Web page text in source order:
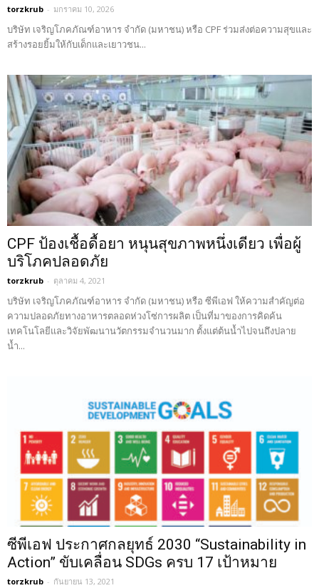
torzkrub - มกราคม 10, 2026
บริษัท เจริญโภคภัณฑ์อาหาร จำกัด (มหาชน) หรือ CPF ร่วมส่งต่อความสุขและ
สร้างรอยยิ้มให้กับเด็กและเยาวชน...
CPF ป้องเชื้อดื้อยา หนุนสุขภาพหนึ่งเดียว เพื่อผู้
บริโภคปลอดภัย
torzkrub - ตุลาคม 4, 2021
บริษัท เจริญโภคภัณฑ์อาหาร จำกัด (มหาชน) หรือ ซีพีเอฟ ให้ความสำคัญต่อ
ความปลอดภัยทางอาหารตลอดห่วงโซ่การผลิต เป็นที่มาของการคิดค้น
เทคโนโลยีและวิจัยพัฒนานวัตกรรมจำนวนมาก ตั้งแต่ต้นน้ำไปจนถึงปลาย
น้ำ...
ซีพีเอฟ ประกาศกลยุทธ์ 2030 “Sustainability in
Action” ขับเคลื่อน SDGs ครบ 17 เป้าหมาย
torzkrub - กันยายน 13, 2021